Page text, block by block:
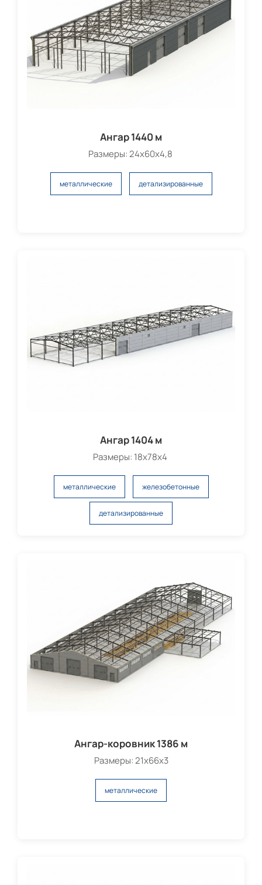
Ангар 1440 м
Размеры: 24х60х4,8
металлические детализированные
Ангар 1404 м
Размеры: 18х78х4
металлические железобетонные
детализированные
Ангар-коровник 1386 м
Размеры: 21х66х3
металлические